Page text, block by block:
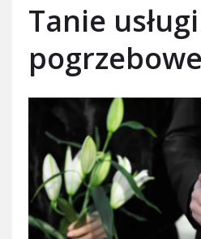
Tanie usługi